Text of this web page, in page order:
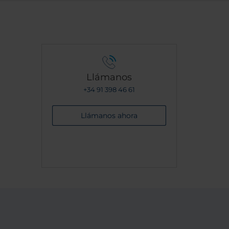
Llámanos
+34 91 398 46 61
Llámanos ahora